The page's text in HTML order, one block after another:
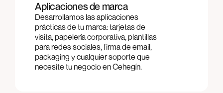
Aplicaciones de marca
Desarrollamos las aplicaciones
prácticas de tu marca: tarjetas de
visita, papelería corporativa, plantillas
para redes sociales, firma de email,
packaging y cualquier soporte que
necesite tu negocio en Cehegín.